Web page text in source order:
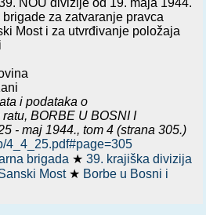
za zatvaranje pravca
Most i za utvrđivanje položaja
i podataka o
ratu,BORBE U BOSNI I
- maj 1944., tom 4 (strana 305.)
4_4_25.pdf#page=305
brigada ★39. krajiška divizija
Most ★ Borbe u Bosni i